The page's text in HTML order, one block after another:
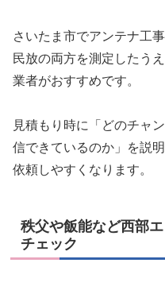
さいたま市でアンテナ工
民放の両方を測定したう
業者がおすすめです。
見積もり時に「どのチャ
信できているのか」を説
依頼しやすくなります。
秩父や飯能など西部
チェック